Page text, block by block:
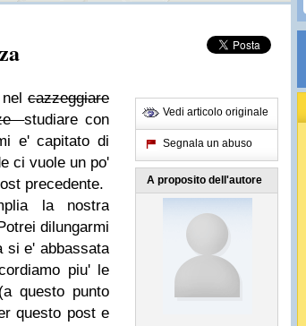
cazzeggiare
studiare con
e' capitato di
ci vuole un po'
precedente.
la nostra
dilungarmi
si e' abbassata
piu' le
questo punto
questo post e
Vedi articolo originale
Segnala un abuso
A proposito dell'autore